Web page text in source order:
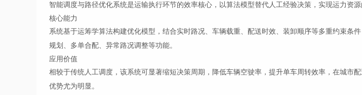
智能调度与路径优化系统是运输执行环节的效率核心，以算法模型替代人工经验决策，实现运力资源
核心能力
系统基于运筹学算法构建优化模型，结合实时路况、车辆载重、配送时效、装卸顺序等多重约束条
规划、多单合配、异常路况调整等功能。
应用价值
相较于传统人工调度，该系统可显著缩短决策周期，降低车辆空驶率，提升单车周转效率，在城市
优势尤为明显。